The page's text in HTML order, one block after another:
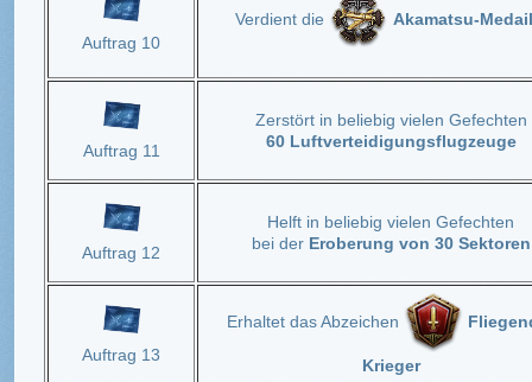
Auftrag 10
Verdient die Akamatsu-
Auftrag 11
Zerstört in beliebig vielen Gefechten
60 Luftverteidigungsflugzeuge
Auftrag 12
Helft in beliebig vielen Gefechten
bei der Eroberung von 30 Sektoren
Auftrag 13
Erhaltet das Abzeichen
Krieger